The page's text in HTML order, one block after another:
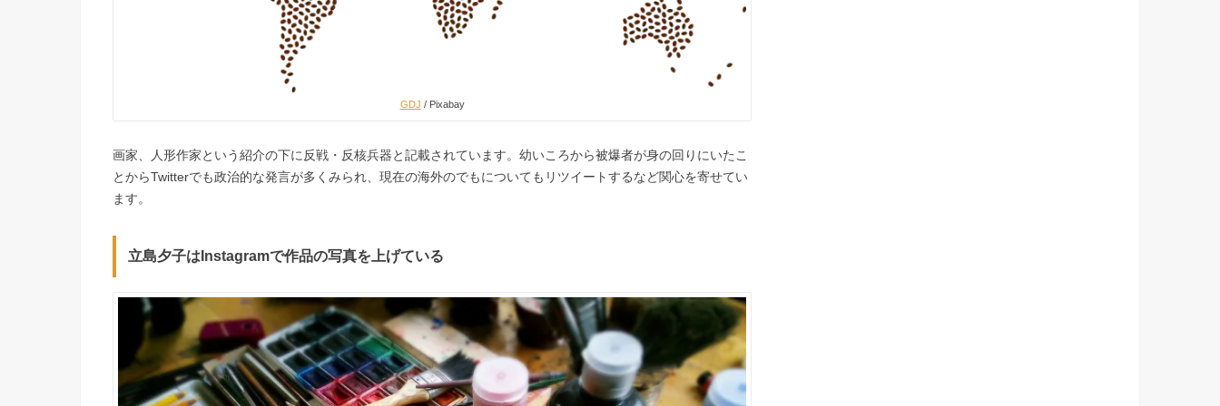
GDJ / Pixabay
画家、人形作家という紹介の下に反戦・反核兵器と記載されています。幼いころから被爆者が身の回りにいたこ
とからTwitterでも政治的な発言が多くみられ、現在の海外のでもについてもリツイートするなど関心を寄せてい
ます。
立島夕子はInstagramで作品の写真を上げている